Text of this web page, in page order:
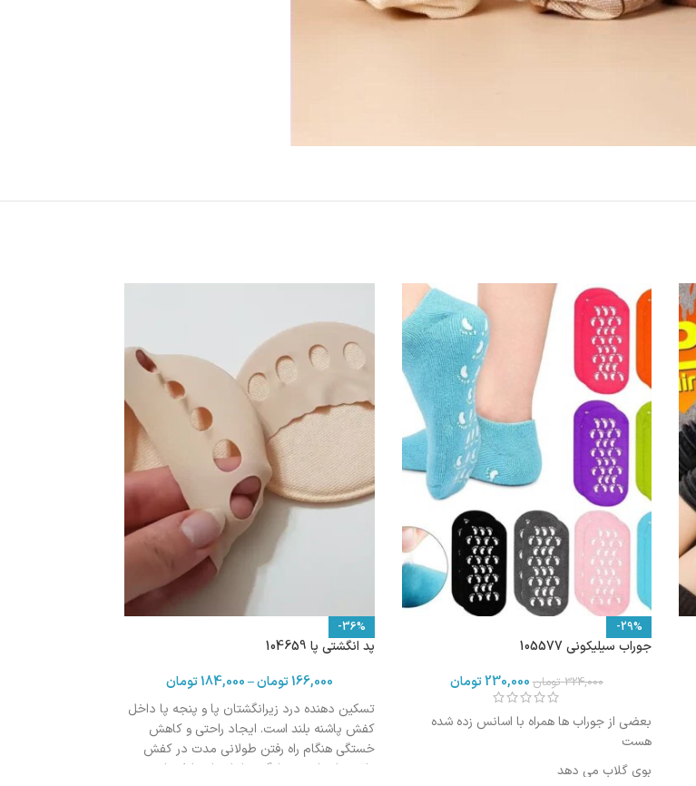
-29%
جوراب سیلیکونی 105577
324,000 تومان 230,000 تومان
بعضی از جوراب ها همراه با اسانس زده شده
هست
بوی گلاب می دهد
-36%
پد انگشتی پا 104659
166,000تومان–
184,000تومان
تسکین دهنده درد زیرانگشتان پا و پنجه پا داخل
کفش پاشنه بلند است. ایجاد راحتی و کاهش
خستگی هنگام راه رفتن طولانی مدت در کفش
پاشنه بلند است. جلوگیری از ایجاد تاول یا پوسته